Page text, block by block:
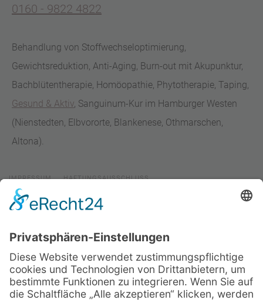
0160 - 9822 4822
Behandlung von Stoffwechseloptimierung,
Gewichtsreduktion, Anti-Aging, Burn-out mit Akupunktur,
Bachblütentherapie, Homöopathie, Phytotherapie, Taping,
Gesund & Aktiv , Sanguinum-Kur im Hamburger Westen
(Nienstedten, Elbvororte, Blankenese, Othmarschen,
Altona).
IMPRESSUM
HAFTUNGSAUSSCHLUSS
DATENSCHUTZERKLÄRUNG
ANMELDEN